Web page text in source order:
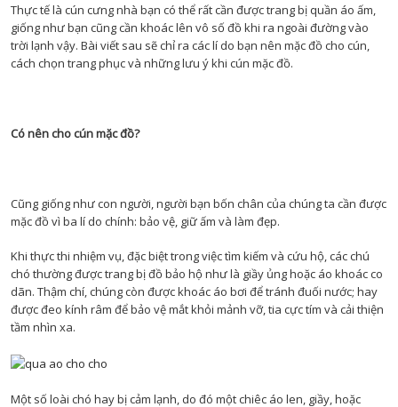
Thực tế là cún cưng nhà bạn có thể rất cần được trang bị quần áo ấm,
giống như bạn cũng cần khoác lên vô số đồ khi ra ngoài đường vào
trời lạnh vậy. Bài viết sau sẽ chỉ ra các lí do bạn nên mặc đồ cho cún,
cách chọn trang phục và những lưu ý khi cún mặc đồ.
Có nên cho cún mặc đồ?
Cũng giống như con người, người bạn bốn chân của chúng ta cần được
mặc đồ vì ba lí do chính: bảo vệ, giữ ấm và làm đẹp.
Khi thực thi nhiệm vụ, đặc biệt trong việc tìm kiếm và cứu hộ, các chú
chó thường được trang bị đồ bảo hộ như là giầy ủng hoặc áo khoác co
dãn. Thậm chí, chúng còn được khoác áo bơi để tránh đuối nước; hay
được đeo kính râm để bảo vệ mắt khỏi mảnh vỡ, tia cực tím và cải thiện
tầm nhìn xa.
Một số loài chó hay bị cảm lạnh, do đó một chiêc áo len, giầy, hoặc